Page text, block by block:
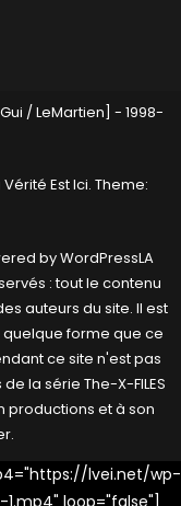
/ LeMartien] - 1998-
Vérité Est Ici. Theme:
byWordPressLA
: tout le contenu
auteurs du site. Il est
forme que ce
ce site n'est pas
la série The-X-FILES
productions et à son
lvei.net/wp-